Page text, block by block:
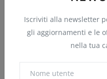
Iscriviti alla newsletter
gli aggiornamenti e le
nella tua